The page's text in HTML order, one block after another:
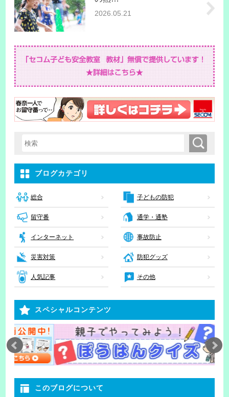
2026.05.21
検索キーワード入力 検索
ブログカテゴリ
総合 子どもの防犯
留守番 通学・通塾
インターネット 事故防止
災害対策 防犯グッズ
人気記事 その他
スペシャルコンテンツ
このブログについて